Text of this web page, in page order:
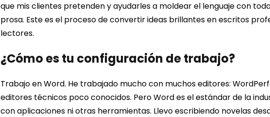
que mis clientes pretenden y ayudarles a moldear el lenguaje con
prosa. Este es el proceso de convertir ideas brillantes en escritos
lectores.
¿Cómo es tu configuración de trabajo?
Trabajo en Word. He trabajado mucho con muchos editores:
editores técnicos poco conocidos. Pero Word es el estándar de la
con aplicaciones ni otras herramientas. Llevo escribiendo novelas